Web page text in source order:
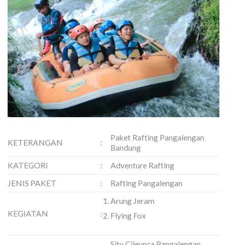
KETERANGAN :
Paket Rafting Pangalengan
Bandung
KATEGORI
:
Adventure Rafting
JENIS PAKET
: Rafting Pangalengan
KEGIATAN :
Arung Jeram
Flying Fox